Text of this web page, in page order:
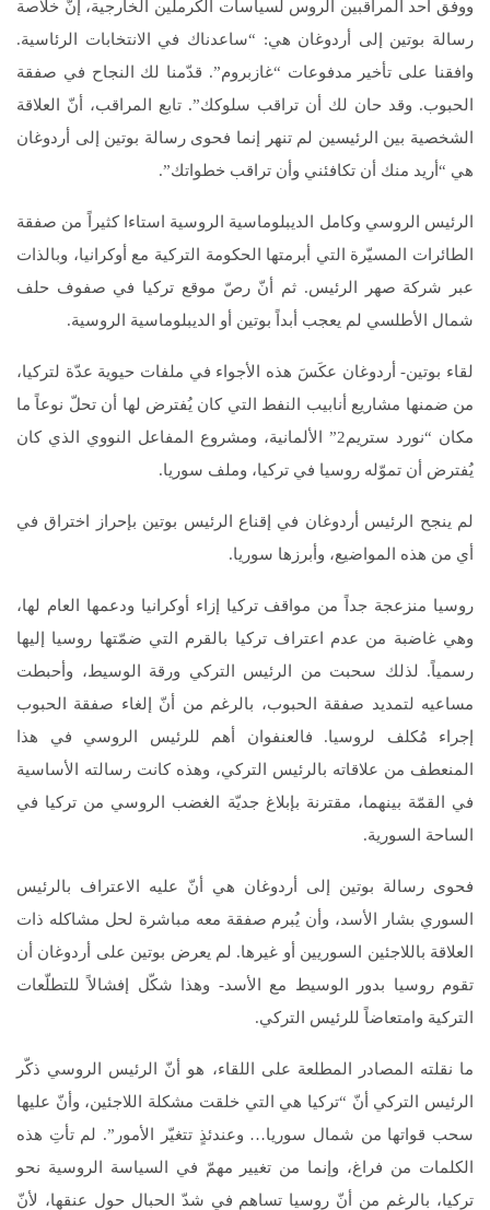
ووفق أحد المراقبين الروس لسياسات الكرملين الخارجية، إنّ خلاصة
رسالة بوتين إلى أردوغان هي: “ساعدناك في الانتخابات الرئاسية.
وافقنا على تأخير مدفوعات “غازبروم”. قدّمنا لك النجاح في صفقة
الحبوب. وقد حان لك أن تراقب سلوكك”. تابع المراقب، أنّ العلاقة
الشخصية بين الرئيسين لم تنهر إنما فحوى رسالة بوتين إلى أردوغان
هي “أريد منك أن تكافئني وأن تراقب خطواتك”.
الرئيس الروسي وكامل الديبلوماسية الروسية استاءا كثيراً من صفقة
الطائرات المسيّرة التي أبرمتها الحكومة التركية مع أوكرانيا، وبالذات
عبر شركة صهر الرئيس. ثم أنّ رصّ موقع تركيا في صفوف حلف
شمال الأطلسي لم يعجب أبداً بوتين أو الديبلوماسية الروسية.
لقاء بوتين- أردوغان عكَسَ هذه الأجواء في ملفات حيوية عدّة لتركيا،
من ضمنها مشاريع أنابيب النفط التي كان يُفترض لها أن تحلّ نوعاً ما
مكان “نورد ستريم2” الألمانية، ومشروع المفاعل النووي الذي كان
يُفترض أن تموّله روسيا في تركيا، وملف سوريا.
لم ينجح الرئيس أردوغان في إقناع الرئيس بوتين بإحراز اختراق في
أي من هذه المواضيع، وأبرزها سوريا.
روسيا منزعجة جداً من مواقف تركيا إزاء أوكرانيا ودعمها العام لها،
وهي غاضبة من عدم اعتراف تركيا بالقرم التي ضمّتها روسيا إليها
رسمياً. لذلك سحبت من الرئيس التركي ورقة الوسيط، وأحبطت
مساعيه لتمديد صفقة الحبوب، بالرغم من أنّ إلغاء صفقة الحبوب
إجراء مُكلف لروسيا. فالعنفوان أهم للرئيس الروسي في هذا
المنعطف من علاقاته بالرئيس التركي، وهذه كانت رسالته الأساسية
في القمّة بينهما، مقترنة بإبلاغ جديّة الغضب الروسي من تركيا في
الساحة السورية.
فحوى رسالة بوتين إلى أردوغان هي أنّ عليه الاعتراف بالرئيس
السوري بشار الأسد، وأن يُبرم صفقة معه مباشرة لحل مشاكله ذات
العلاقة باللاجئين السوريين أو غيرها. لم يعرض بوتين على أردوغان أن
تقوم روسيا بدور الوسيط مع الأسد- وهذا شكّل إفشالاً للتطلّعات
التركية وامتعاضاً للرئيس التركي.
ما نقلته المصادر المطلعة على اللقاء، هو أنّ الرئيس الروسي ذكّر
الرئيس التركي أنّ “تركيا هي التي خلقت مشكلة اللاجئين، وأنّ عليها
سحب قواتها من شمال سوريا… وعندئذٍ تتغيّر الأمور”. لم تأتِ هذه
الكلمات من فراغ، وإنما من تغيير مهمّ في السياسة الروسية نحو
تركيا، بالرغم من أنّ روسيا تساهم في شدّ الحبال حول عنقها، لأنّ